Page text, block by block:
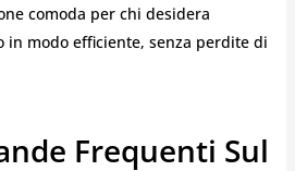
comoda per chi desidera
in modo efficiente, senza perdite di
Frequenti Sul